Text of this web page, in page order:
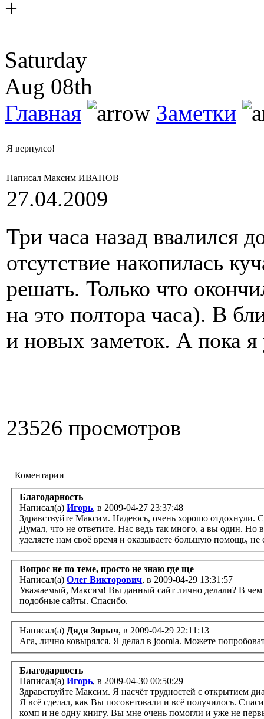
+
Saturday
Aug 08th
Главная
Заметки
Я вернулсо!
Написал Максим ИВАНОВ
27.04.2009
Три часа назад ввалился
отсутствие накопилась
решать. Только что
на это полтора часа). В
и новых заметок. А пока
23526 просмотров
Коментарии
Благодарность
Написал(а) Игорь, в 2009-04-27 23:37:48
Здравствуйте Максим. Надеюсь, очень хорошо отдохнули.
Думал, что не ответите. Нас ведь так много, а вы один. Но
уделяете нам своё время и оказываете большую помощь,
Вопрос не по теме, просто не знаю где ще
Написал(а) Олег Викторович, в 2009-04-29 13:31:57
Уважаемый, Максим! Вы данный сайт лично делали? В чем делали? Я новичок, мне нравится ваш сайт. Хочу научиться делать
подобные сайты. Спасибо.
Написал(а) Дядя Зорыч, в 2009-04-29 22:11:13
Ага, лично ковырялся. Я делал в joomla. Можете
Благодарность
Написал(а) Игорь, в 2009-04-30 00:50:29
Здравствуйте Максим. Я насчёт трудностей с открытием
Я всё сделал, как Вы посоветовали и всё получилось.
комп и не одну книгу. Вы мне очень помогли и уже не